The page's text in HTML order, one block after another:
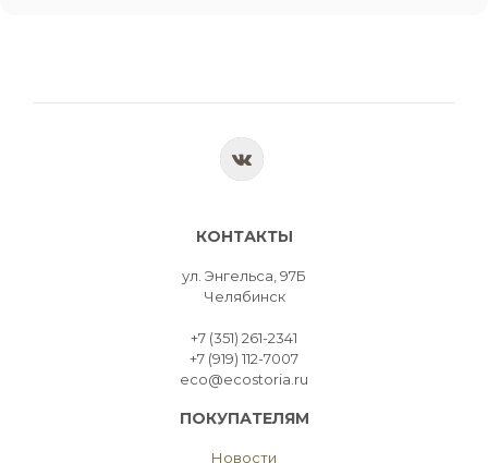
КОНТАКТЫ
ул. Энгельса, 97Б
Челябинск
+7 (351) 261-2341
+7 (919) 112-7007
eco@ecostoria.ru
ПОКУПАТЕЛЯМ
Новости